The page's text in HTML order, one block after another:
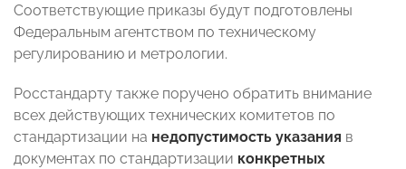
Соответствующие приказы будут подготовлены
Федеральным агентством по техническому
регулированию и метрологии.
Росстандарту также поручено обратить внимание
всех действующих технических комитетов по
стандартизации на недопустимость указания в
документах по стандартизации конкретных